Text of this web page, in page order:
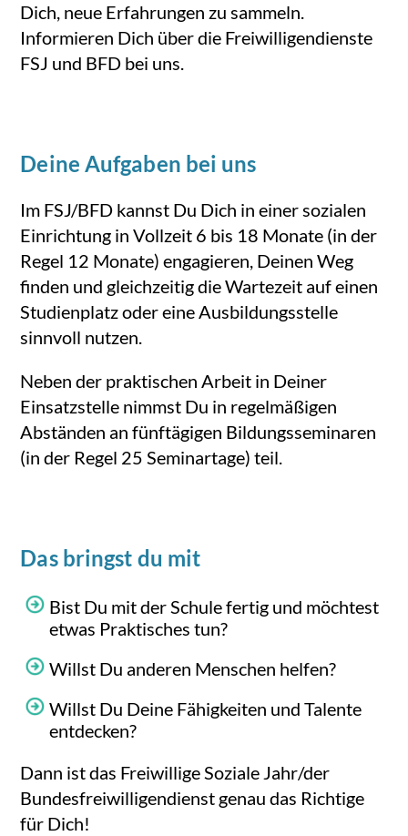
Dich, neue Erfahrungen zu sammeln.
Informieren Dich über die Freiwilligendienste
FSJ und BFD bei uns.
Deine Aufgaben bei uns
Im FSJ/BFD kannst Du Dich in einer sozialen
Einrichtung in Vollzeit 6 bis 18 Monate (in der
Regel 12 Monate) engagieren, Deinen Weg
finden und gleichzeitig die Wartezeit auf einen
Studienplatz oder eine Ausbildungsstelle
sinnvoll nutzen.
Neben der praktischen Arbeit in Deiner
Einsatzstelle nimmst Du in regelmäßigen
Abständen an fünftägigen Bildungsseminaren
(in der Regel 25 Seminartage) teil.
Das bringst du mit
Bist Du mit der Schule fertig und möchtest
etwas Praktisches tun?
Willst Du anderen Menschen helfen?
Willst Du Deine Fähigkeiten und Talente
entdecken?
Dann ist das Freiwillige Soziale Jahr/der
Bundesfreiwilligendienst genau das Richtige
für Dich!